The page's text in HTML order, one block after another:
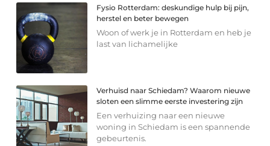
Fysio Rotterdam: deskundige hulp bij pijn,
herstel en beter bewegen
Woon of werk je in Rotterdam en heb je
last van lichamelijke
Verhuisd naar Schiedam? Waarom nieuwe
sloten een slimme eerste investering zijn
Een verhuizing naar een nieuwe
woning in Schiedam is een spannende
gebeurtenis.